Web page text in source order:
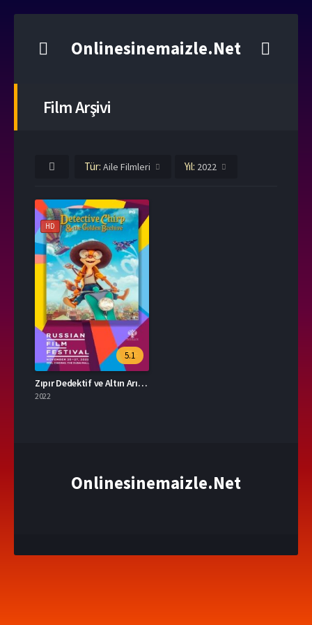
Onlinesinemaizle.Net
Film Arşivi
Tür: Aile Filmleri Yıl: 2022
HD
5.1
Zıpır Dedektif ve Altın Arı Kovanı / Detective Chirp & the Golden Beehive (2022)
2022
Onlinesinemaizle.Net